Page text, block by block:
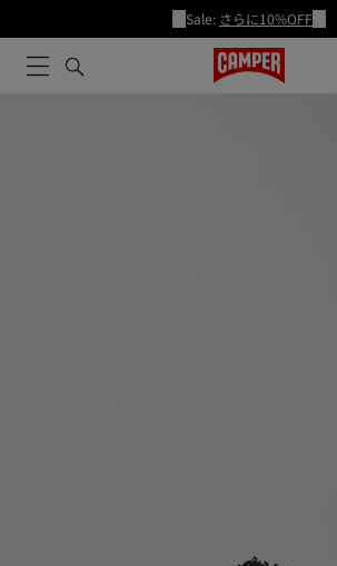
Sale: さらに10%OFF